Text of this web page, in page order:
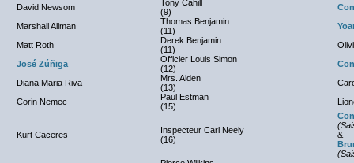
David Newsom
Tony Cahill
(9)
Marshall Allman
Thomas Benjamin
(11)
Matt Roth
Derek Benjamin
(11)
José Zúñiga
Officier Louis Simon
(12)
Diana Maria Riva
Mrs. Alden
(13)
Corin Nemec
Paul Estman
(15)
Kurt Caceres
Inspecteur Carl Neely
(16)
&